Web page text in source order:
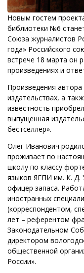
Новым гостем
библиотеки №6
Союза журналистов
года» Российского
встрече 18 марта он
произведениях и
Произведения автора
издательствах, а
известность
выпущенная
бестселлер».
Олег Иванович
проживает по
школу по классу
языков ЯГПИ им. К. Д.
офицер запаса.
иностранных
(корреспондентом,
лет – референтом
Законодательном
директором
общественной
России».